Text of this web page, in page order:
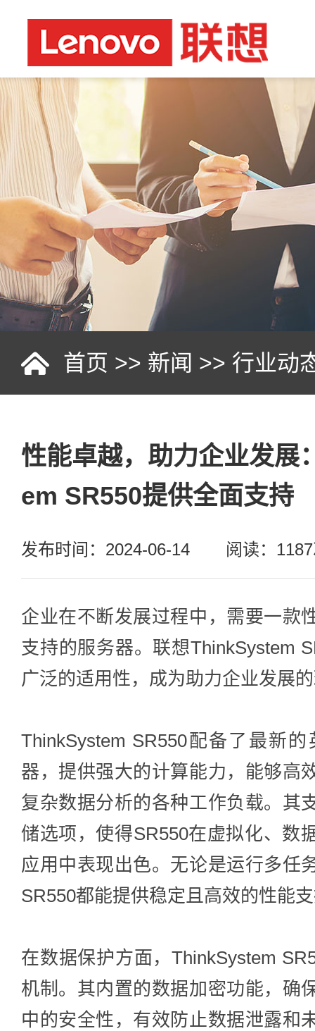
首页 >> 新闻 >> 行业动
性能卓越，助力企业发
em SR550提供全面支持
发布时间：2024-06-14 阅读：
企业在不断发展过程中，需要一款
支持的服务器。联想ThinkSystem
广泛的适用性，成为助力企业发展
ThinkSystem SR550配备了最新
器，提供强大的计算能力，能够高
复杂数据分析的各种工作负载。其
储选项，使得SR550在虚拟化、数
应用中表现出色。无论是运行多任
SR550都能提供稳定且高效的性能
在数据保护方面，ThinkSystem
机制。其内置的数据加密功能，确
中的安全性，有效防止数据泄露和